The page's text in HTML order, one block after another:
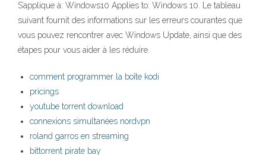
S’applique à: Windows10 Applies to: Windows 10. Le tableau
suivant fournit des informations sur les erreurs courantes que
vous pouvez rencontrer avec Windows Update, ainsi que des
étapes pour vous aider à les réduire.
comment programmer la boîte kodi
pricings
youtube torrent download
connexions simultanées nordvpn
roland garros en streaming
bittorrent pirate bay